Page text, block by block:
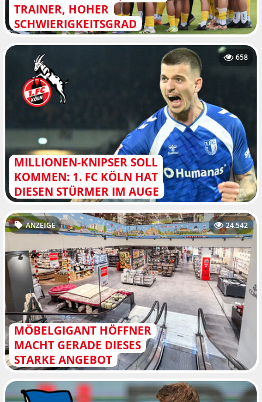
TRAINER, HOHER
SCHWIERIGKEITSGRAD
MILLIONEN-KNIPSER SOLL
KOMMEN: 1. FC KÖLN HAT
DIESEN STÜRMER IM AUGE
658
MÖBELGIGANT HÖFFNER
MACHT GERADE DIESES
STARKE ANGEBOT
ANZEIGE 24.542